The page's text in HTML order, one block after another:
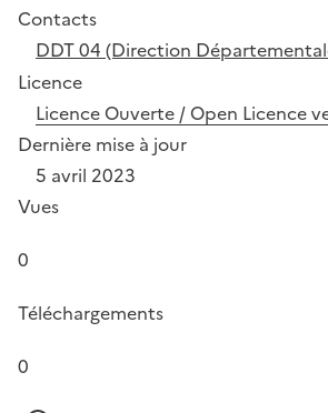
Contacts
DDT 04 (Direction
Licence
Licence Ouverte / Open Licence
Dernière mise à jour
5 avril 2023
Vues
0
Téléchargements
0